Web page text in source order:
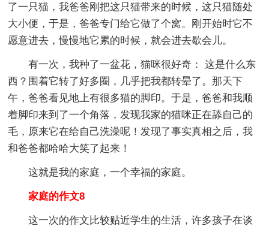
了一只猫，我爸爸刚把这只猫带来的时候，这只猫随处
大小便，于是，爸爸专门给它做了个窝。刚开始时它不
愿意进去，慢慢地它累的时候，就会进去歇会儿。
有一次，我种了一盆花，猫咪很好奇： 这是什么东
西？围着它转了好多圈，几乎把我都转晕了。那天下
午，爸爸看见地上有很多猫的脚印。于是，爸爸和我顺
着脚印来到了一个角落，发现我家的猫咪正在舔自己的
毛，原来它在给自己洗澡呢！发现了事实真相之后，我
和爸爸都哈哈大笑了起来！
这就是我的家庭，一个幸福的家庭。
家庭的作文8
这一次的作文比较贴近学生的生活，许多孩子在谈